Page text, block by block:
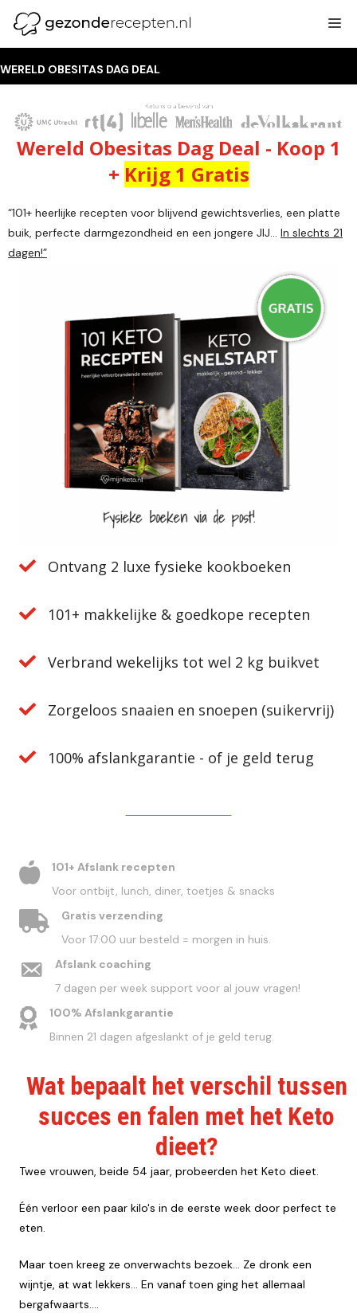
naar
de
inhoud
WERELD OBESITAS DAG DEAL
Wereld Obesitas Dag Deal - Koop 1
+ Krijg 1 Gratis
“101+ heerlijke recepten voor blijvend gewichtsverlies, een platte
buik, perfecte darmgezondheid en een jongere JIJ... In slechts 21
dagen!”
Ontvang 2 luxe fysieke kookboeken
101+ makkelijke & goedkope recepten
Verbrand wekelijks tot wel 2 kg buikvet
Zorgeloos snaaien en snoepen (suikervrij)
100% afslankgarantie - of je geld terug
101+ Afslank recepten
Voor ontbijt, lunch, diner, toetjes & snacks
Gratis verzending
Voor 17:00 uur besteld = morgen in huis.
Afslank coaching
7 dagen per week support voor al jouw vragen!
100% Afslankgarantie
Binnen 21 dagen afgeslankt of je geld terug.
Wat bepaalt het verschil tussen
succes en falen met het Keto
dieet?
Twee vrouwen, beide 54 jaar, probeerden het Keto dieet.
Één verloor een paar kilo's in de eerste week door perfect te
eten.
Maar toen kreeg ze onverwachts bezoek… Ze dronk een
wijntje, at wat lekkers… En vanaf toen ging het allemaal
bergafwaarts....